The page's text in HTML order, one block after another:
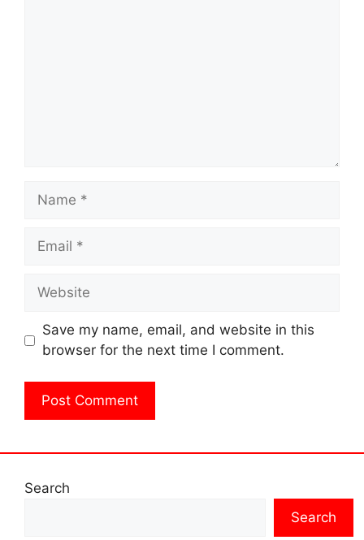
Name
Email
Website
Save my name, email, and website in this
browser for the next time I comment.
Search
Search